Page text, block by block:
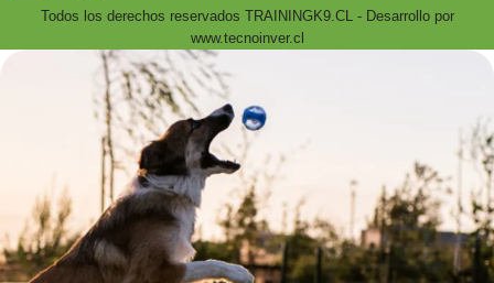
Todos los derechos reservados TRAININGK9.CL - Desarrollo por
www.tecnoinver.cl